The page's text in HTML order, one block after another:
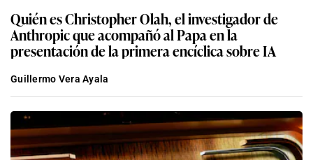
Quién es Christopher Olah, el investigador de
Anthropic que acompañó al Papa en la
presentación de la primera encíclica sobre IA
Guillermo Vera Ayala